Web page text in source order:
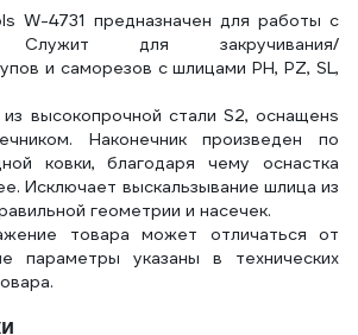
W-4731 предназначен для работы с
Служит для закручивания/
и саморезов с шлицами PH, PZ, SL,
высокопрочной стали S2, оснащенs
Наконечник произведен по
ковки, благодаря чему оснастка
Исключает выскальзывание шлица из
геометрии и насечек.
товара может отличаться от
параметры указаны в технических